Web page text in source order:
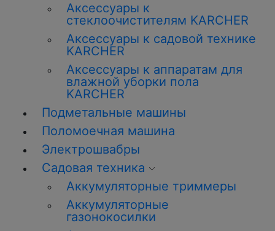
Аксессуары к
стеклоочистителям KARCHER
Аксессуары к садовой технике
KARCHER
Аксессуары к аппаратам для
влажной уборки пола
KARCHER
Подметальные машины
Поломоечная машина
Электрошвабры
Садовая техника
Аккумуляторные триммеры
Аккумуляторные
газонокосилки